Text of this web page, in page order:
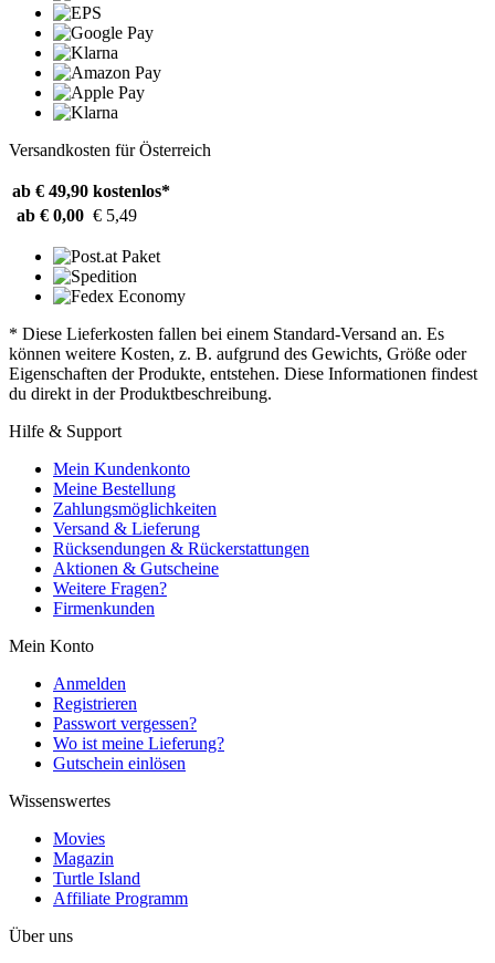
Versandkosten für Österreich
ab € 49,90 kostenlos*
ab € 0,00 € 5,49
* Diese Lieferkosten fallen bei einem Standard-Versand an. Es
können weitere Kosten, z. B. aufgrund des Gewichts, Größe oder
Eigenschaften der Produkte, entstehen. Diese Informationen findest
du direkt in der Produktbeschreibung.
Hilfe & Support
Mein Kundenkonto
Meine Bestellung
Zahlungsmöglichkeiten
Versand & Lieferung
Rücksendungen & Rückerstattungen
Aktionen & Gutscheine
Weitere Fragen?
Firmenkunden
Mein Konto
Anmelden
Registrieren
Passwort vergessen?
Wo ist meine Lieferung?
Gutschein einlösen
Wissenswertes
Movies
Magazin
Turtle Island
Affiliate Programm
Über uns